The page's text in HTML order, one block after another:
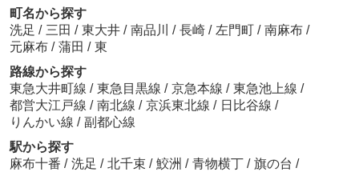
町名から探す
洗足 / 三田 / 東大井 / 南品川 / 長崎 / 左門町 / 南麻布 /
元麻布 / 蒲田 / 東
路線から探す
東急大井町線 / 東急目黒線 / 京急本線 / 東急池上線 /
都営大江戸線 / 南北線 / 京浜東北線 / 日比谷線 /
りんかい線 / 副都心線
駅から探す
麻布十番 / 洗足 / 北千束 / 鮫洲 / 青物横丁 / 旗の台 /